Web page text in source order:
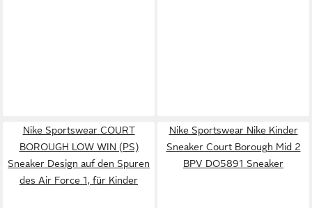
Nike Sportswear COURT
BOROUGH LOW WIN (PS)
Sneaker Design auf den Spuren
des Air Force 1, für Kinder
Nike Sportswear Nike Kinder
Sneaker Court Borough Mid 2
BPV DO5891 Sneaker